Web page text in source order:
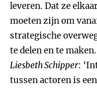
leveren. Dat ze
moeten zijn om
strategische
te delen en te maken.
Liesbeth Schipper:
tussen actoren is